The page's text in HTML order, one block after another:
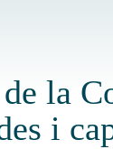
la
i